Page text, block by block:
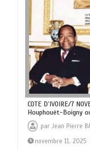
COTE D’IVOIRE/7
Houphouët-Boigny
parJean Pierre
novembre 11, 2025